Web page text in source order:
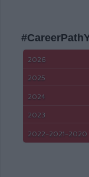
2026
2025
2024
2023
2022-2021-2020